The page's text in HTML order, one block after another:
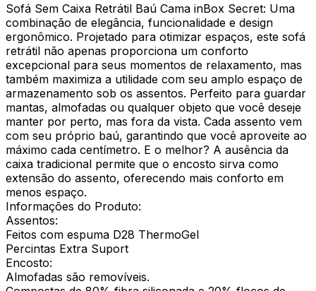
Sofá Sem Caixa Retrátil Baú Cama inBox Secret: Uma
combinação de elegância, funcionalidade e design
ergonômico. Projetado para otimizar espaços, este sofá
retrátil não apenas proporciona um conforto
excepcional para seus momentos de relaxamento, mas
também maximiza a utilidade com seu amplo espaço de
armazenamento sob os assentos. Perfeito para guardar
mantas, almofadas ou qualquer objeto que você deseje
manter por perto, mas fora da vista. Cada assento vem
com seu próprio baú, garantindo que você aproveite ao
máximo cada centímetro. E o melhor? A ausência da
caixa tradicional permite que o encosto sirva como
extensão do assento, oferecendo mais conforto em
menos espaço.
Informações do Produto:
Assentos:
Feitos com espuma D28 ThermoGel
Percintas Extra Suport
Encosto:
Almofadas são removíveis.